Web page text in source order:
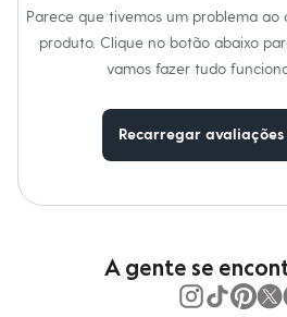
Bermudas
Camisas
Calças
Camisetas e Regatas
Chapéus e Bonés
Cintos
Parece que tivemos um problema ao
produto. Clique no botão abaixo
vamos fazer tudo
Recarregar
A gente se